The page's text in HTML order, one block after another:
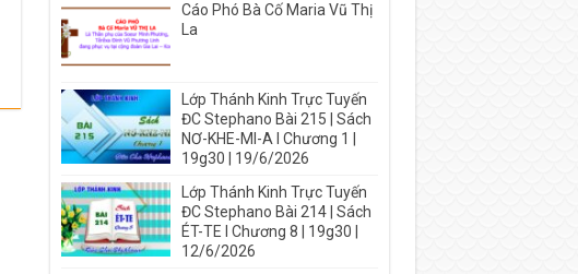
Cáo Phó Bà Cố Maria Vũ Thị
La
Lớp Thánh Kinh Trực Tuyến
ĐC Stephano Bài 215 | Sách
NƠ-KHE-MI-A I Chương 1 |
19g30 | 19/6/2026
Lớp Thánh Kinh Trực Tuyến
ĐC Stephano Bài 214 | Sách
ÉT-TE I Chương 8 | 19g30 |
12/6/2026